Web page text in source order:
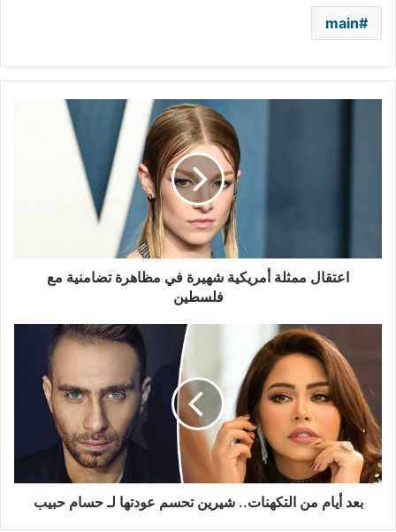
main
فلسطين
اعتقال ممثلة أمريكية شهيرة في مظاهرة تضامنية مع
فلسطين
التكهنات..
شيرين
تحسم
عودتها
لـ
حسام
حبيببعد أيام من التكهنات.. شيرين تحسم عودتها لـ حسام حبيب